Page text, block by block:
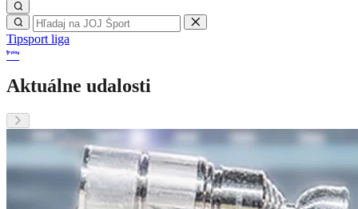
Tipsport liga
Aktuálne udalosti